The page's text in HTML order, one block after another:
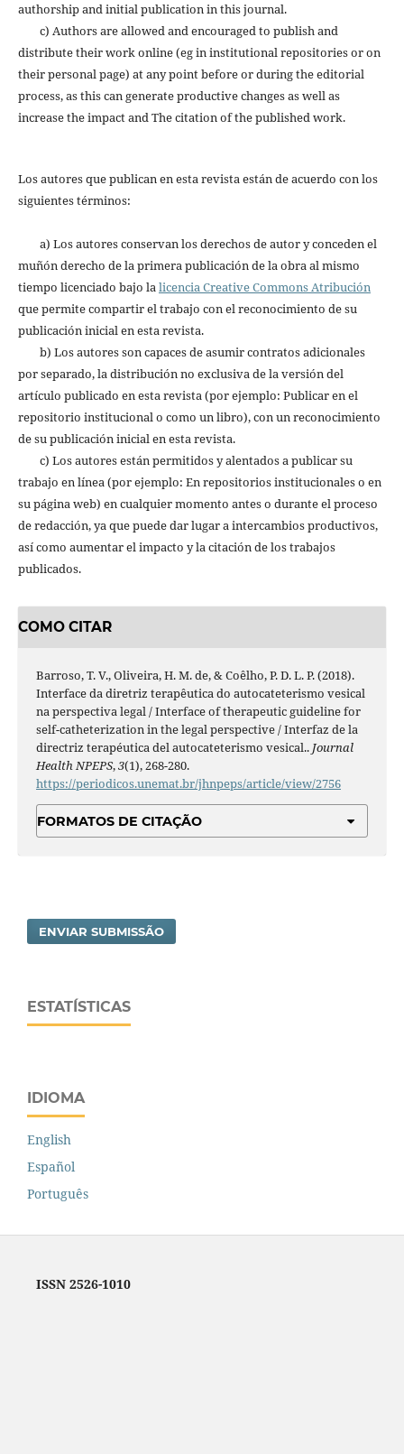
authorship and initial publication in this journal.
c) Authors are allowed and encouraged to publish and
distribute their work online (eg in institutional repositories or on
their personal page) at any point before or during the editorial
process, as this can generate productive changes as well as
increase the impact and The citation of the published work.
Los autores que publican en esta revista están de acuerdo con los
siguientes términos:
a) Los autores conservan los derechos de autor y conceden el
muñón derecho de la primera publicación de la obra al mismo
tiempo licenciado bajo lalicencia Creative Commons Atribución
que permite compartir el trabajo con el reconocimiento de su
publicación inicial en esta revista.
b) Los autores son capaces de asumir contratos adicionales
por separado, la distribución no exclusiva de la versión del
artículo publicado en esta revista (por ejemplo: Publicar en el
repositorio institucional o como un libro), con un reconocimiento
de su publicación inicial en esta revista.
c) Los autores están permitidos y alentados a publicar su
trabajo en línea (por ejemplo: En repositorios institucionales o en
su página web) en cualquier momento antes o durante el proceso
de redacción, ya que puede dar lugar a intercambios productivos,
así como aumentar el impacto y la citación de los trabajos
publicados.
COMO CITAR
Barroso, T. V., Oliveira, H. M. de, & Coêlho, P. D. L. P. (2018).
Interface da diretriz terapêutica do autocateterismo vesical
na perspectiva legal / Interface of therapeutic guideline for
self-catheterization in the legal perspective / Interfaz de la
directriz terapéutica del autocateterismo vesical.. Journal
Health NPEPS,3(1), 268-280.
https://periodicos.unemat.br/jhnpeps/article/view/2756
FORMATOS DE CITAÇÃO
ENVIAR SUBMISSÃO
ESTATÍSTICAS
IDIOMA
English
Español
Português
ISSN 2526-1010